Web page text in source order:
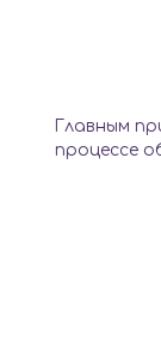
Главным
процессе